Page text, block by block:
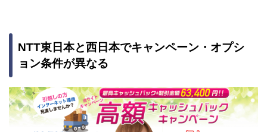
NTT東日本と西日本でキャンペーン・オプシ
ョン条件が異なる